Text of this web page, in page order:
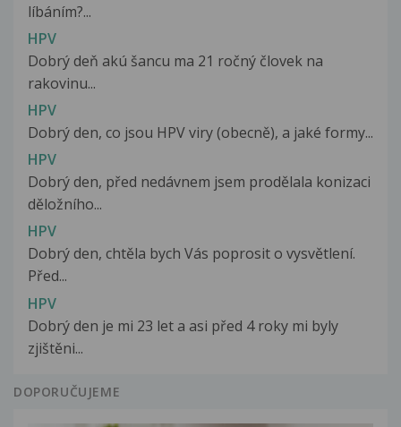
líbáním?...
HPV
Dobrý deň akú šancu ma 21 ročný človek na
rakovinu...
HPV
Dobrý den, co jsou HPV viry (obecně), a jaké formy...
HPV
Dobrý den, před nedávnem jsem prodělala konizaci
děložního...
HPV
Dobrý den, chtěla bych Vás poprosit o vysvětlení.
Před...
HPV
Dobrý den je mi 23 let a asi před 4 roky mi byly
zjištěni...
DOPORUČUJEME